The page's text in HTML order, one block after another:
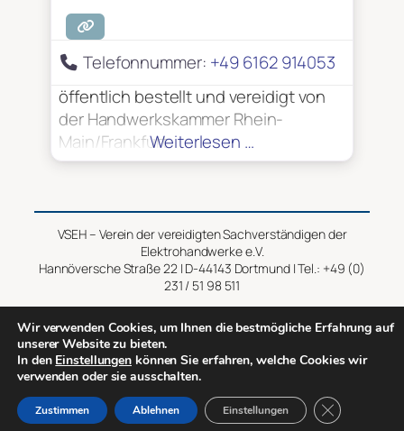
Telefonnummer: +49 6162 914053
öffentlich bestellt und vereidigt von
der Handwerkskammer Rhein-
Main/FrankfurtWeiterlesen …
VSEH – Verein der vereidigten Sachverständigen der
Elektrohandwerke e.V.
Hannöversche Straße 22 | D-44143 Dortmund | Tel.: +49 (0)
231 / 51 98 511
Impressum–Datenschutz
Copyright © 2014 – 2026 VSEH
Wir verwenden Cookies, um Ihnen die bestmögliche Erfahrung auf
unserer Website zu bieten.
In den Einstellungen können Sie erfahren, welche Cookies wir
verwenden oder sie ausschalten.
Zustimmen Ablehnen Einstellungen GDPR